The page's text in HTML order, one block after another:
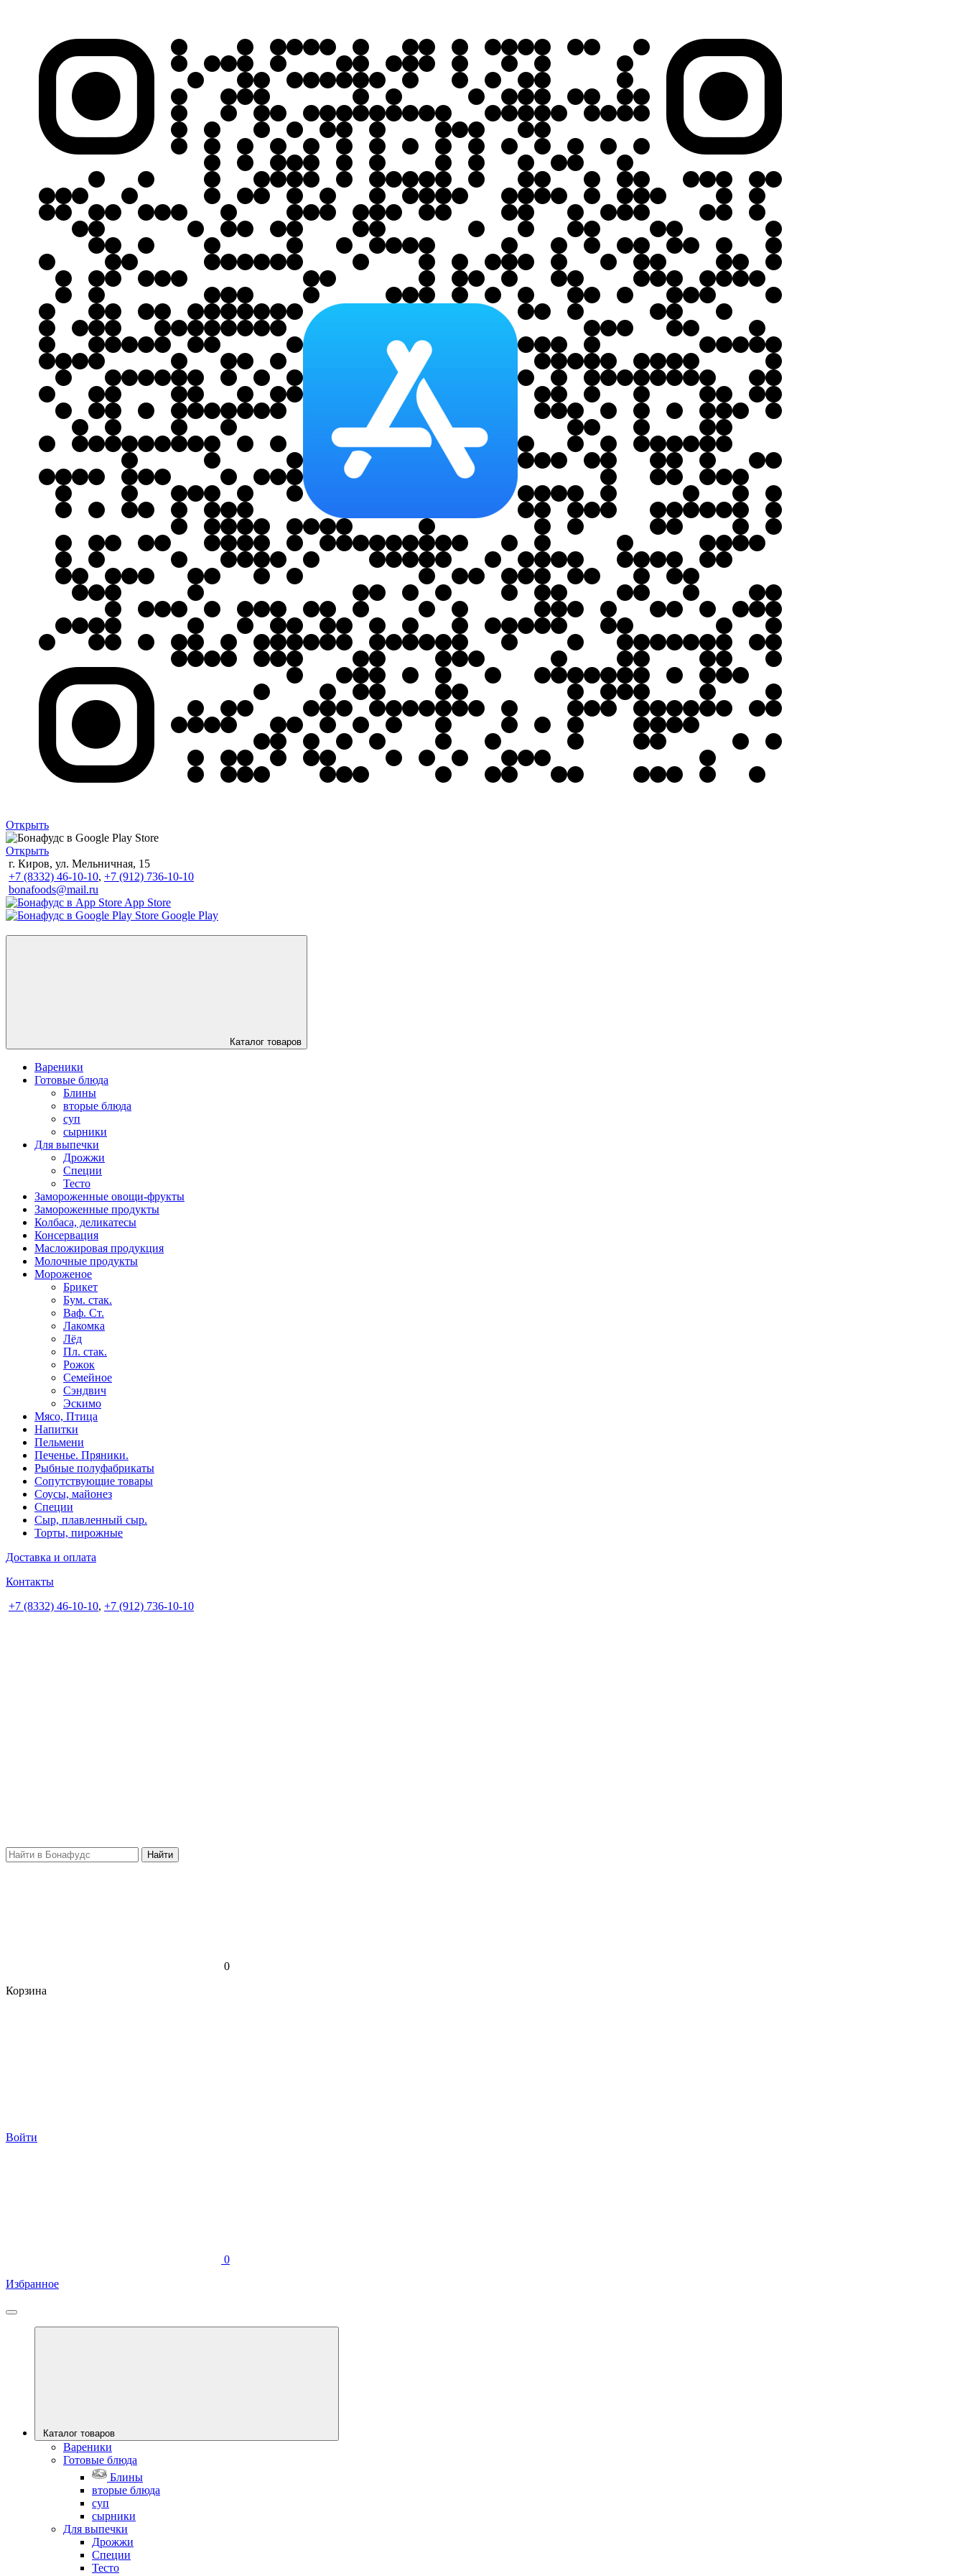
Открыть
Открыть
г. Киров, ул. Мельничная, 15
+7 (8332) 46-10-10, +7 (912) 736-10-10
bonafoods@mail.ru
App Store
Google Play
Каталог товаров
Вареники
Готовые блюда
Блины
вторые блюда
суп
сырники
Для выпечки
Дрожжи
Специи
Тесто
Замороженные овощи-фрукты
Замороженные продукты
Колбаса, деликатесы
Консервация
Масложировая продукция
Молочные продукты
Мороженое
Брикет
Бум. стак.
Ваф. Ст.
Лакомка
Лёд
Пл. стак.
Рожок
Семейное
Сэндвич
Эскимо
Мясо, Птица
Напитки
Пельмени
Печенье. Пряники.
Рыбные полуфабрикаты
Сопутствующие товары
Соусы, майонез
Специи
Сыр, плавленный сыр.
Торты, пирожные
Доставка и оплата
Контакты
+7 (8332) 46-10-10, +7 (912) 736-10-10
Найти
0
Корзина
Войти
0
Избранное
Каталог товаров
Вареники
Готовые блюда
Блины
вторые блюда
суп
сырники
Для выпечки
Дрожжи
Специи
Тесто